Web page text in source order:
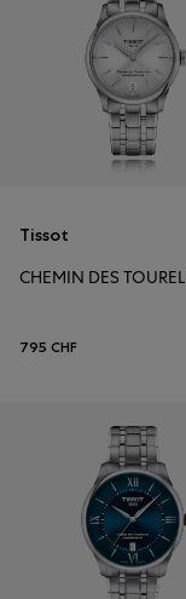
Tissot
795 CHF